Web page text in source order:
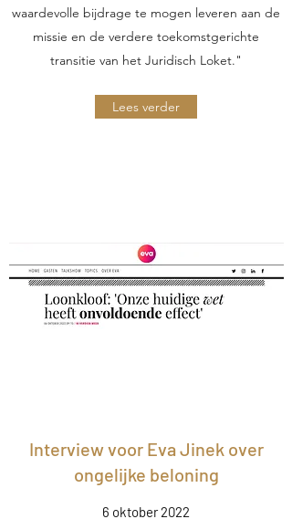
waardevolle bijdrage te mogen leveren aan de
missie en de verdere toekomstgerichte
transitie van het Juridisch Loket."
Lees verder
Interview voor Eva Jinek over
ongelijke beloning
6 oktober 2022